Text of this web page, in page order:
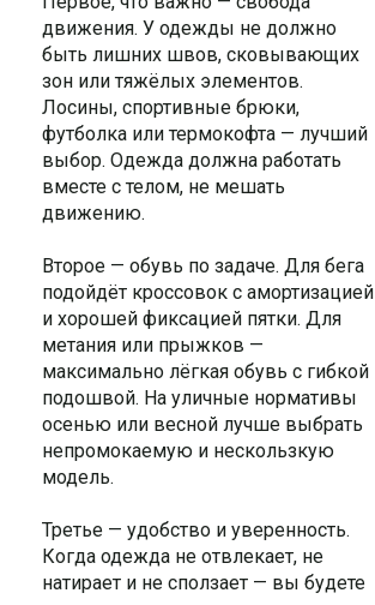
движения. У одежды не должно
быть лишних швов, сковывающих
зон или тяжёлых элементов.
Лосины, спортивные брюки,
футболка или термокофта — лучший
выбор. Одежда должна работать
вместе с телом, не мешать
движению.
Второе — обувь по задаче. Для бега
подойдёт кроссовок с амортизацией
и хорошей фиксацией пятки. Для
метания или прыжков —
максимально лёгкая обувь с гибкой
подошвой. На уличные нормативы
осенью или весной лучше выбрать
непромокаемую и нескользкую
модель.
Третье — удобство и уверенность.
Когда одежда не отвлекает, не
натирает и не сползает — вы будете